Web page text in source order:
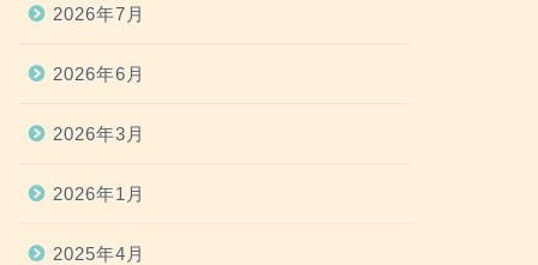
2026年7月
2026年6月
2026年3月
2026年1月
2025年4月